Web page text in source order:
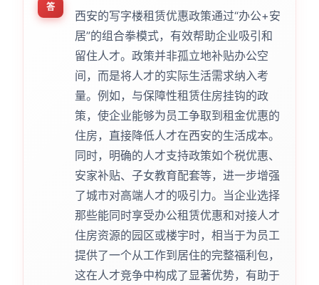
答
西安的写字楼租赁优惠政策通过“办公+安
居”的组合拳模式，有效帮助企业吸引和
留住人才。政策并非孤立地补贴办公空
间，而是将人才的实际生活需求纳入考
量。例如，与保障性租赁住房挂钩的政
策，使企业能够为员工争取到租金优惠的
住房，直接降低人才在西安的生活成本。
同时，明确的人才支持政策如个税优惠、
安家补贴、子女教育配套等，进一步增强
了城市对高端人才的吸引力。当企业选择
那些能同时享受办公租赁优惠和对接人才
住房资源的园区或楼宇时，相当于为员工
提供了一个从工作到居住的完整福利包，
这在人才竞争中构成了显著优势，有助于